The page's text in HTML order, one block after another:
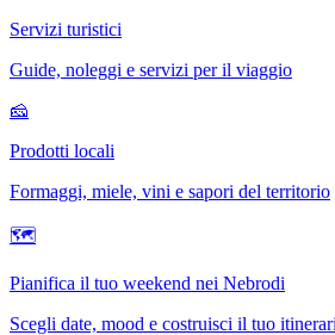
Servizi turistici
Guide, noleggi e servizi per il viaggio
🧀
Prodotti locali
Formaggi, miele, vini e sapori del territorio
🗺
Pianifica il tuo weekend nei Nebrodi
Scegli date, mood e costruisci il tuo